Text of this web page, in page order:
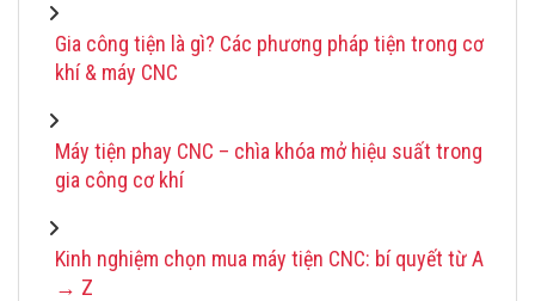
Gia công tiện là gì? Các phương pháp tiện trong cơ
khí & máy CNC
Máy tiện phay CNC – chìa khóa mở hiệu suất trong
gia công cơ khí
Kinh nghiệm chọn mua máy tiện CNC: bí quyết từ A
→ Z